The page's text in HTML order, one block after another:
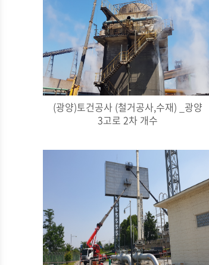
(광양)토건공사 (철거공사,수재) _광양
3고로 2차 개수